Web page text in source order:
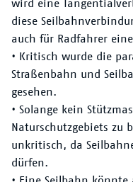
wird eine
diese
auch für Radfahrer
• Kritisch wurde die
Straßenbahn und
gesehen.
• Solange kein
Naturschutzgebiets zu
unkritisch, da
dürfen.